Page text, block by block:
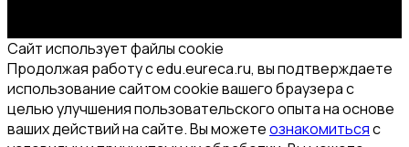
Сайт использует файлы cookie
Продолжая работу с edu.eureca.ru, вы подтверждаете
использование сайтом cookie вашего браузера с
целью улучшения пользовательского опыта на основе
ваших действий на сайте. Вы можетеознакомитьсяс